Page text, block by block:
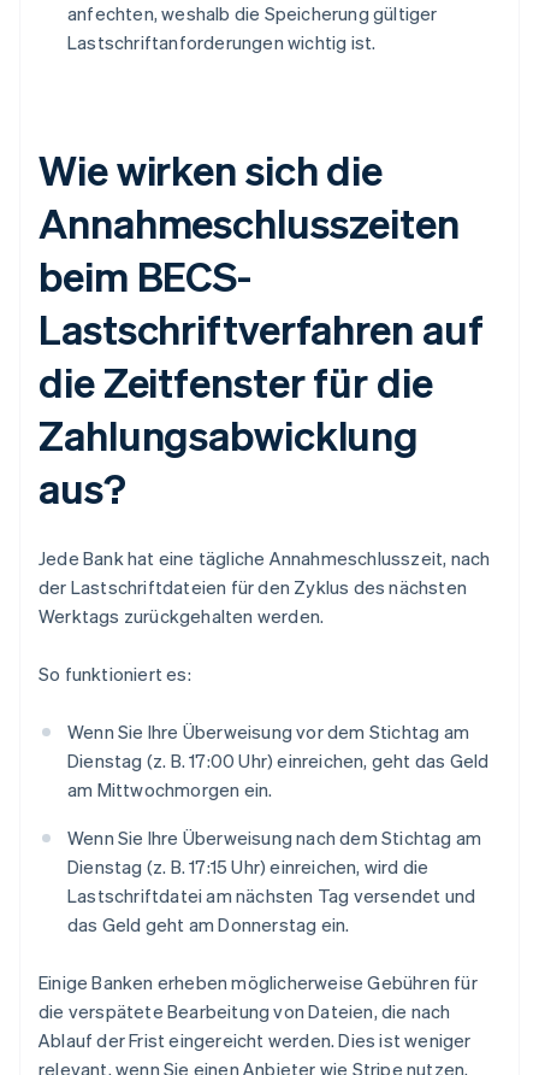
anfechten, weshalb die Speicherung gültiger
Lastschriftanforderungen wichtig ist.
Wie wirken sich die
Annahmeschlusszeiten
beim BECS-
Lastschriftverfahren auf
die Zeitfenster für die
Zahlungsabwicklung
aus?
Jede Bank hat eine tägliche Annahmeschlusszeit, nach
der Lastschriftdateien für den Zyklus des nächsten
Werktags zurückgehalten werden.
So funktioniert es:
Wenn Sie Ihre Überweisung vor dem Stichtag am
Dienstag (z. B. 17:00 Uhr) einreichen, geht das Geld
am Mittwochmorgen ein.
Wenn Sie Ihre Überweisung nach dem Stichtag am
Dienstag (z. B. 17:15 Uhr) einreichen, wird die
Lastschriftdatei am nächsten Tag versendet und
das Geld geht am Donnerstag ein.
Einige Banken erheben möglicherweise Gebühren für
die verspätete Bearbeitung von Dateien, die nach
Ablauf der Frist eingereicht werden. Dies ist weniger
relevant, wenn Sie einen Anbieter wie Stripe nutzen,